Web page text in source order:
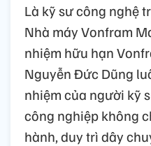
Là kỹ sư công nghệ
Nhà máy Vonfram
nhiệm hữu hạn
Nguyễn Đức Dũng
nhiệm của người kỹ
công nghiệp không
hành, duy trì dây